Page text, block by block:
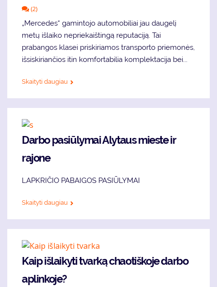
(2)
„Mercedes“ gamintojo automobiliai jau daugelį
metų išlaiko nepriekaištingą reputaciją. Tai
prabangos klasei priskiriamos transporto priemonės,
išsiskiriančios itin komfortabilia komplektacija bei...
Skaityti daugiau
Darbo pasiūlymai Alytaus mieste ir
rajone
LAPKRIČIO PABAIGOS PASIŪLYMAI
Skaityti daugiau
Kaip išlaikyti tvarką chaotiškoje darbo
aplinkoje?